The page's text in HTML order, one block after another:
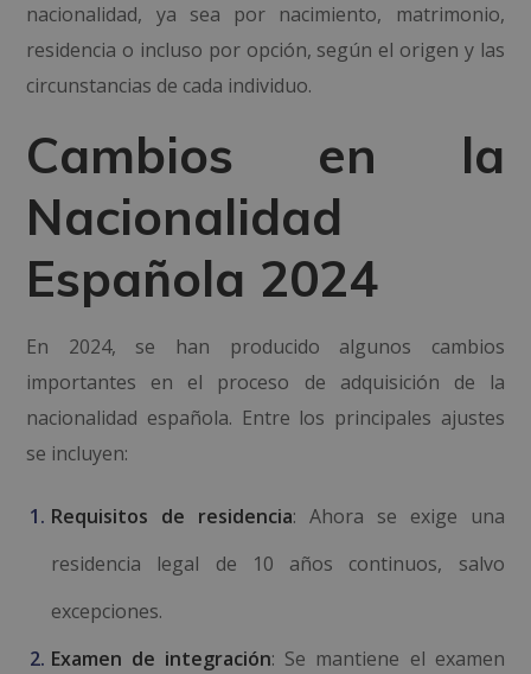
nacionalidad, ya sea por nacimiento, matrimonio,
residencia o incluso por opción, según el origen y las
circunstancias de cada individuo.
Cambios en la
Nacionalidad
Española 2024
En 2024, se han producido algunos cambios
importantes en el proceso de adquisición de la
nacionalidad española. Entre los principales ajustes
se incluyen:
Requisitos de residencia: Ahora se exige una
residencia legal de 10 años continuos, salvo
excepciones.
Examen de integración: Se mantiene el examen